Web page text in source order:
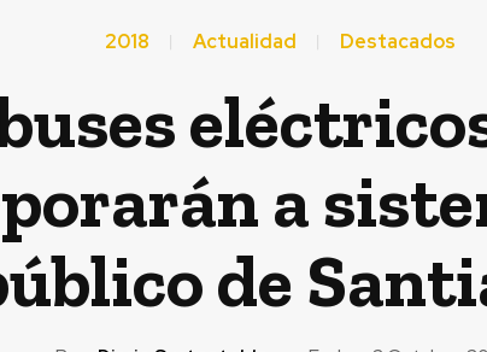
2018 Actualidad Destacados
a
de